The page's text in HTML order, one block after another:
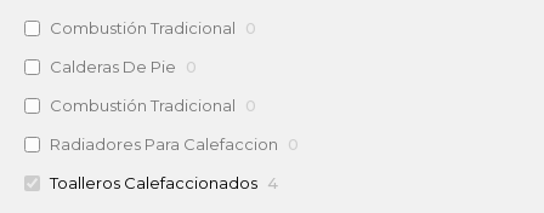
Combustión Tradicional
0
Calderas De Pie
0
Combustión Tradicional
0
Radiadores Para Calefaccion
0
Toalleros Calefaccionados 4